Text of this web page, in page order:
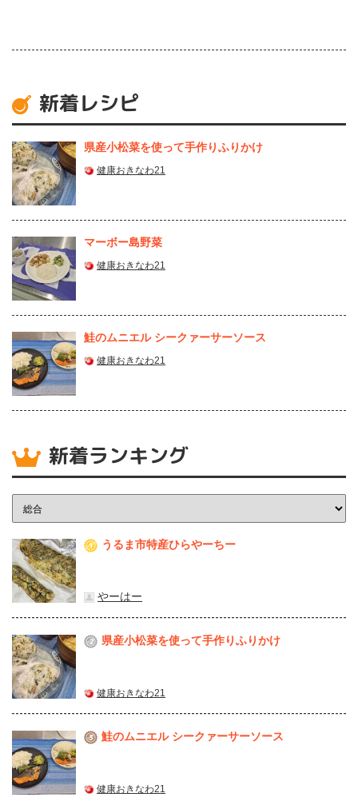
新着レシピ
県産⼩松菜を使って⼿作りふりかけ
健康おきなわ21
マーボー島野菜
健康おきなわ21
鮭のムニエル シークァーサーソース
健康おきなわ21
新着ランキング
1 うるま市特産ひらやーちー
やーはー
2 県産⼩松菜を使って⼿作りふりかけ
健康おきなわ21
3 鮭のムニエル シークァーサーソース
健康おきなわ21